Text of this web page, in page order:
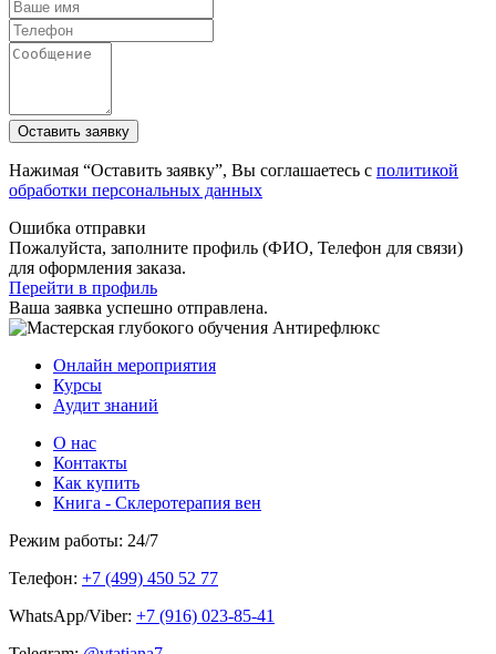
Нажимая “Оставить заявку”, Вы соглашаетесь с политикой
обработки персональных данных
Ошибка отправки
Пожалуйста, заполните профиль (ФИО, Телефон для связи)
для оформления заказа.
Перейти в профиль
Ваша заявка успешно отправлена.
Онлайн мероприятия
Курсы
Аудит знаний
О нас
Контакты
Как купить
Книга - Склеротерапия вен
Режим работы: 24/7
Телефон: +7 (499) 450 52 77
WhatsApp/Viber: +7 (916) 023-85-41